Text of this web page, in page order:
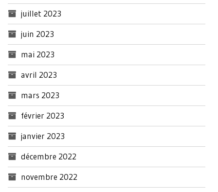
juillet 2023
juin 2023
mai 2023
avril 2023
mars 2023
février 2023
janvier 2023
décembre 2022
novembre 2022